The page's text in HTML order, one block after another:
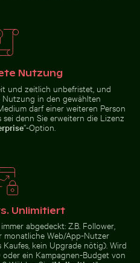
im Schatten eines
Schildes auf
Maschendrahtzaun
Strand durch das Wasser
Junge Pflanze wächst am
Junge Pflanze wächst am
Sandstrand
Tür und
am Sandstrand
Nutzung
und zeitlich unbefristet, und
in den gewählten
darf einer weiteren Person
denn Sie erweitern die Lizenz
”-Option.
Unlimitiert
abgedeckt: Z.B. Follower,
monatliche Web/App-Nutzer
kein Upgrade nötig). Wird
ein Kampagnen-Budget von